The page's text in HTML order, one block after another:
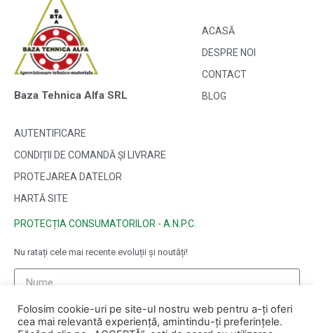
Baza Tehnica Alfa SRL
ACASĂ
DESPRE NOI
CONTACT
BLOG
AUTENTIFICARE
CONDIȚII DE COMANDĂ ȘI LIVRARE
PROTEJAREA DATELOR
HARTĂ SITE
PROTECȚIA CONSUMATORILOR - A.N.P.C.
Nu ratați cele mai recente evoluții și noutăți!
Folosim cookie-uri pe site-ul nostru web pentru a-ți oferi
cea mai relevantă experiență, amintindu-ți preferințele.